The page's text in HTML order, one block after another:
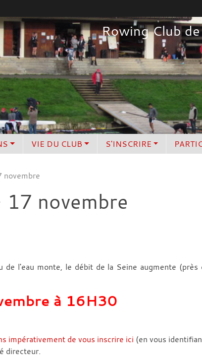
Rowing Club
VIE DU CLUB S'INSCRIRE
novembre
novembre
l'eau monte, le débit de la Seine augmente
à 16H30
impérativement de vous inscrire ici (en vous
directeur.